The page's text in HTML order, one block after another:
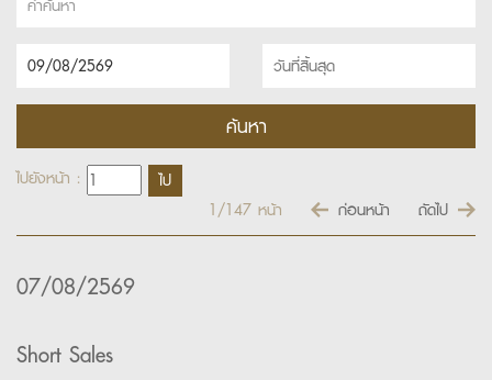
ไปยังหน้า :
1/147 หน้า ก่อนหน้า ถัดไป
07/08/2569
Short Sales